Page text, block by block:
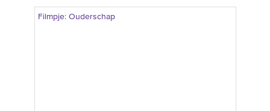
Filmpje: Ouderschap